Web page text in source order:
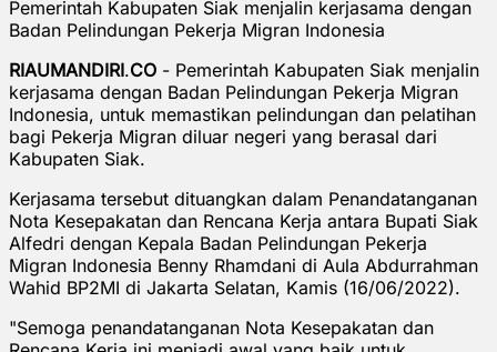
Pemerintah Kabupaten Siak menjalin kerjasama dengan
Badan Pelindungan Pekerja Migran Indonesia
RIAUMANDIRI.CO - Pemerintah Kabupaten Siak menjalin
kerjasama dengan Badan Pelindungan Pekerja Migran
Indonesia, untuk memastikan pelindungan dan pelatihan
bagi Pekerja Migran diluar negeri yang berasal dari
Kabupaten Siak.
Kerjasama tersebut dituangkan dalam Penandatanganan
Nota Kesepakatan dan Rencana Kerja antara Bupati Siak
Alfedri dengan Kepala Badan Pelindungan Pekerja
Migran Indonesia Benny Rhamdani di Aula Abdurrahman
Wahid BP2MI di Jakarta Selatan, Kamis (16/06/2022).
"Semoga penandatanganan Nota Kesepakatan dan